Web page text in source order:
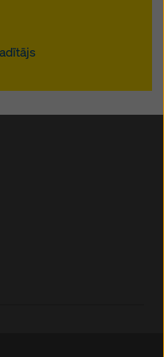
par
ir intensīvas
darba grupā.